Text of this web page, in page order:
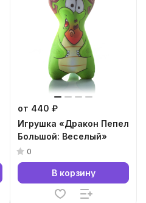
от 440 ₽
Игрушка «Дракон Пепел
Большой: Веселый»
0
В корзину